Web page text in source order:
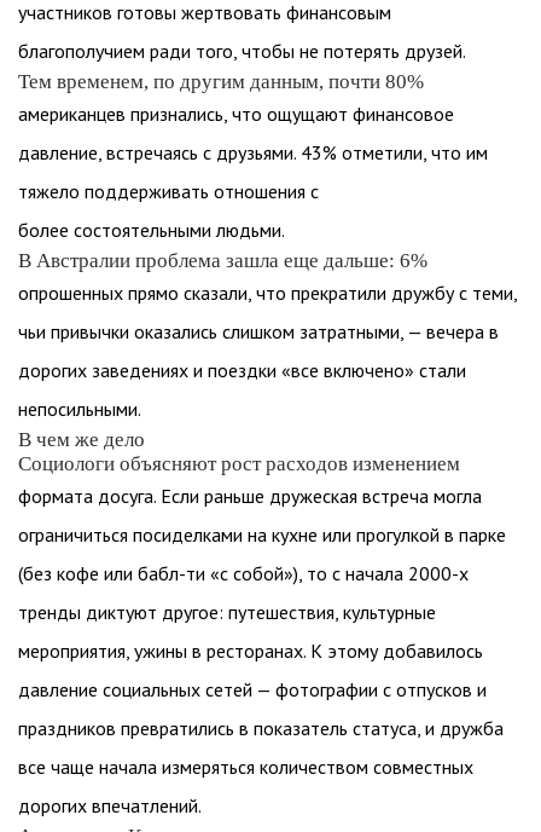
участников готовы жертвовать финансовым
благополучием ради того, чтобы не потерять друзей.
Тем временем, по другим данным, почти 80%
американцев признались, что ощущают финансовое
давление, встречаясь с друзьями. 43% отметили, что им
тяжело поддерживать отношения с
более состоятельными людьми.
В Австралии проблема зашла еще дальше: 6%
опрошенных прямо сказали, что прекратили дружбу с теми,
чьи привычки оказались слишком затратными, — вечера в
дорогих заведениях и поездки «все включено» стали
непосильными.
В чем же дело
Социологи объясняют рост расходов изменением
формата досуга. Если раньше дружеская встреча могла
ограничиться посиделками на кухне или прогулкой в парке
(без кофе или бабл-ти «с собой»), то с начала 2000-х
тренды диктуют другое: путешествия, культурные
мероприятия, ужины в ресторанах. К этому добавилось
давление социальных сетей — фотографии с отпусков и
праздников превратились в показатель статуса, и дружба
все чаще начала измеряться количеством совместных
дорогих впечатлений.